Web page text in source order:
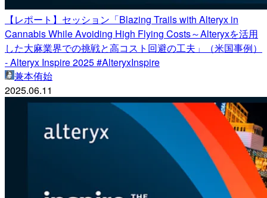
【レポート】セッション「Blazing Trails with Alteryx in
Cannabis While Avoiding High Flying Costs～Alteryxを活用
した大麻業界での挑戦と高コスト回避の工夫」（米国事例）
- Alteryx Inspire 2025 #AlteryxInspire
兼本侑始
2025.06.11